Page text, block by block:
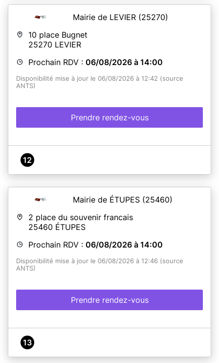
Mairie de LEVIER (25270)
10 place Bugnet
25270 LEVIER
Prochain RDV : 06/08/2026 à 14:00
Disponibilité mise à jour le 06/08/2026 à 12:42 (source
ANTS)
Prendre rendez-vous
12
Mairie de ÉTUPES (25460)
2 place du souvenir francais
25460 ÉTUPES
Prochain RDV : 06/08/2026 à 14:00
Disponibilité mise à jour le 06/08/2026 à 12:46 (source
ANTS)
Prendre rendez-vous
13